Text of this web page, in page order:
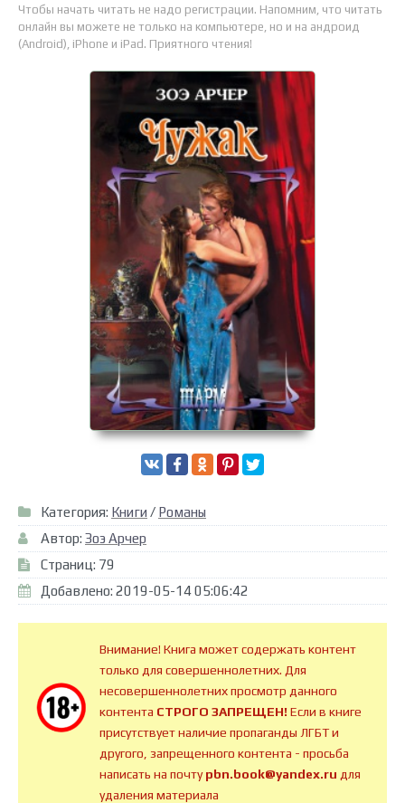
Чтобы начать читать не надо регистрации. Напомним, что читать
онлайн вы можете не только на компьютере, но и на андроид
(Android), iPhone и iPad. Приятного чтения!
Категория: Книги / Романы
Автор: Зоэ Арчер
Страниц: 79
Добавлено: 2019-05-14 05:06:42
Внимание! Книга может содержать контент
только для совершеннолетних. Для
несовершеннолетних просмотр данного
контента СТРОГО ЗАПРЕЩЕН!Если в книге
присутствует наличие пропаганды ЛГБТ и
другого, запрещенного контента - просьба
написать на почтуpbn.book@yandex.ru для
удаления материала